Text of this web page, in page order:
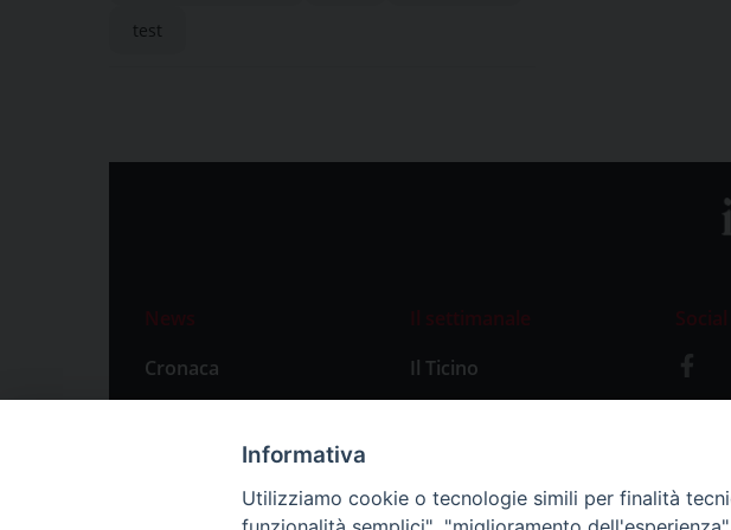
test
News
Cronaca
Attualità
Primo Piano
Il settimanale
Il Ticino
Abbonamenti
Social
Informativa
Utilizziamo cookie o tecnologie simili per finalità